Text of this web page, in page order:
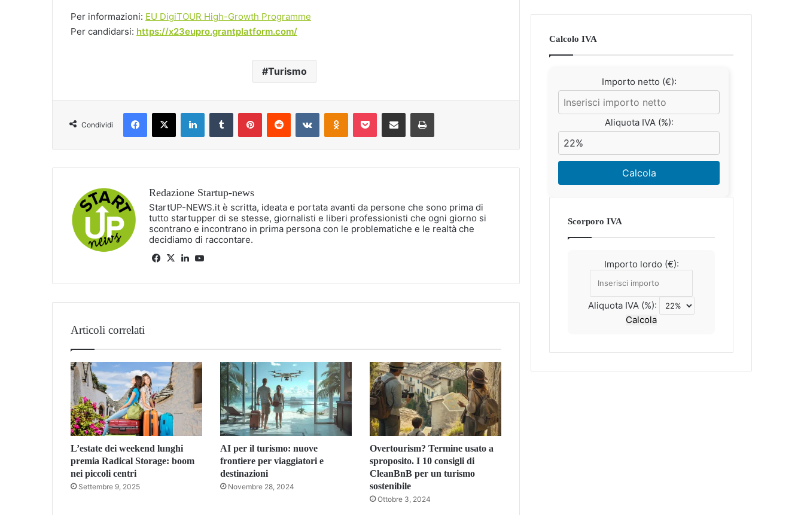
Per informazioni: EU DigiTOUR High-Growth Programme
Per candidarsi: https://x23eupro.grantplatform.com/
Turismo
Condividi
Facebook
X LinkedInTumblrPinterestRedditVKontakteOdnoklassniki
PocketCondividi via Email Stampa
Redazione Startup-news
StartUP-NEWS.it è scritta, ideata e portata avanti da persone che sono prima di
tutto startupper di se stesse, giornalisti e liberi professionisti che ogni giorno si
scontrano e incontrano in prima persona con le problematiche e le realtà che
decidiamo di raccontare.
Facebook
X LinkedIn
Articoli correlati
L’estate dei weekend lunghi
premia Radical Storage: boom
nei piccoli centri
Settembre 9, 2025
AI per il turismo: nuove
frontiere per viaggiatori e
destinazioni
Novembre 28, 2024
Overtourism? Termine usato a
sproposito. I 10 consigli di
CleanBnB per un turismo
sostenibile
Ottobre 3, 2024
Calcolo IVA
Importo netto (€):
Aliquota IVA (%):
Calcola
Scorporo IVA
Importo lordo (€):
Aliquota IVA (%):
Calcola